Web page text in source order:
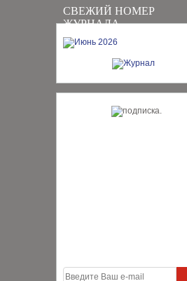
СВЕЖИЙ НОМЕР
ЖУРНАЛА